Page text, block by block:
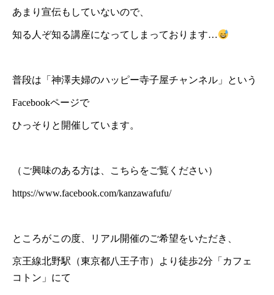
あまり宣伝もしていないので、
知る人ぞ知る講座になってしまっております…
普段は「神澤夫婦のハッピー寺子屋チャンネル」という
Facebookページで
ひっそりと開催しています。
（ご興味のある方は、こちらをご覧ください）
https://www.facebook.com/kanzawafufu/
ところがこの度、リアル開催のご希望をいただき、
京王線北野駅（東京都八王子市）より徒歩2分「カフェ
コトン」にて